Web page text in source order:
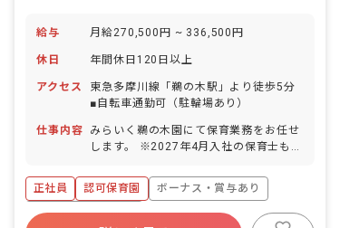
給与 月給270,500円 ~ 336,500円
休日 年間休日120日以上
アクセス
東急多摩川線「鵜の木駅」より徒歩5分
■自転車通勤可（駐輪場あり）
仕事内容
みらいく鵜の木園にて保育業務をお任せ
します。 ※2027年4月入社の保育士も募
め、配属先は希望をお聞きしながら決定
します。 ■具体的な仕事内容 0歳から6歳
までのお子さまの保育業務をお任せしま
正社員 認可保育園
ボーナス・賞与あり
年間休日120日以上